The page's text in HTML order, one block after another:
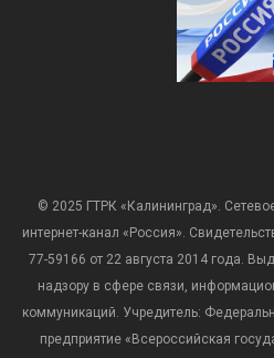
© 2025 ГТРК «Калининград».
интернет-канал «Россия».
77-59166 от 22 августа 2014 года.
надзору в сфере связи,
коммуникаций. Учредитель:
предприятие «Всероссийская